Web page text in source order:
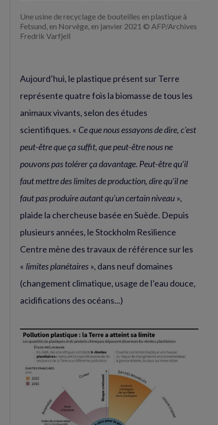
Une usine de recyclage de bouteilles en plastique à
Fetsund, en Norvège, en janvier 2021 © AFP/Archives
Fredrik Varfjell
Aujourd’hui, le plastique présent sur Terre
représente quatre fois la biomasse de tous les
animaux vivants, selon des études
scientifiques. « Ce que nous essayons de dire, c’est
peut-être que ça suffit, que peut-être nous ne
pouvons pas tolérer ça davantage. Peut-être qu’il
faut mettre des limites de production, dire qu’il ne
faut pas produire autant qu’un certain niveau »,
plaide la chercheuse basée en Suède. Depuis
plusieurs années, le Stockholm Resilience
Centre mène des travaux de référence sur les
« limites planétaires », dans neuf domaines
(changement climatique, usage de l’eau douce,
acidifications des océans...)